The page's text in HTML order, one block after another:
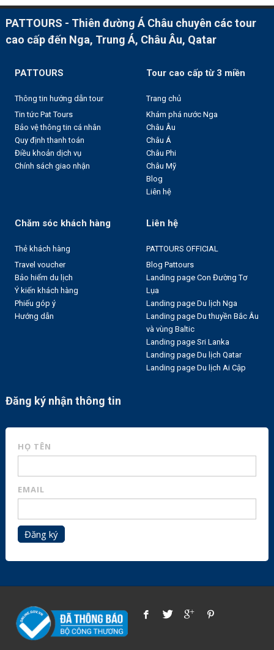
PATTOURS - Thiên đường Á Châu chuyên các tour
cao cấp đến Nga, Trung Á, Châu Âu, Qatar
PATTOURS
Thông tin hướng dẫn tour
Tin tức Pat Tours
Bảo vệ thông tin cá nhân
Quy định thanh toán
Điều khoản dịch vụ
Chính sách giao nhận
Tour cao cấp từ 3 miền
Trang chủ
Khám phá nước Nga
Châu Âu
Châu Á
Châu Phi
Châu Mỹ
Blog
Liên hệ
Chăm sóc khách hàng
Thẻ khách hàng
Travel voucher
Bảo hiểm du lịch
Ý kiến khách hàng
Phiếu góp ý
Hướng dẫn
Liên hệ
PATTOURS OFFICIAL
Blog Pattours
Landing page Con Đường Tơ
Lụa
Landing page Du lịch Nga
Landing page Du thuyền Bắc Âu
và vùng Baltic
Landing page Sri Lanka
Landing page Du lịch Qatar
Landing page Du lịch Ai Cập
Đăng ký nhận thông tin
HỌ TÊN
EMAIL
Đăng ký